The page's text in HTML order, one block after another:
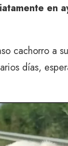
en
cachorro a
días,